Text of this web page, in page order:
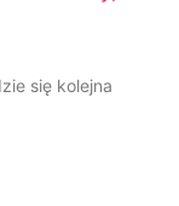
się kolejna